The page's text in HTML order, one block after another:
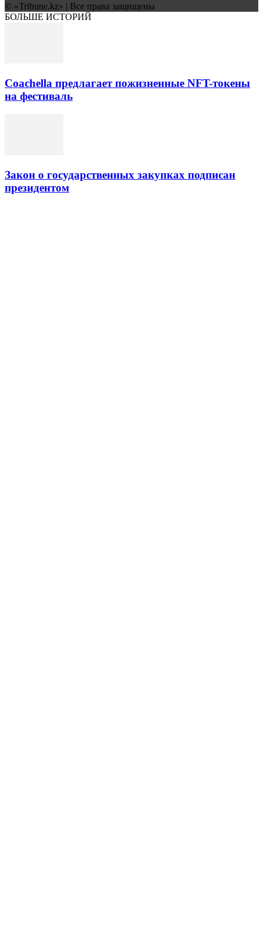
© «Tribune.kz» | Все права защищены
БОЛЬШЕ ИСТОРИЙ
Coachella предлагает пожизненные NFT-токены
на фестиваль
Закон о государственных закупках подписан
президентом